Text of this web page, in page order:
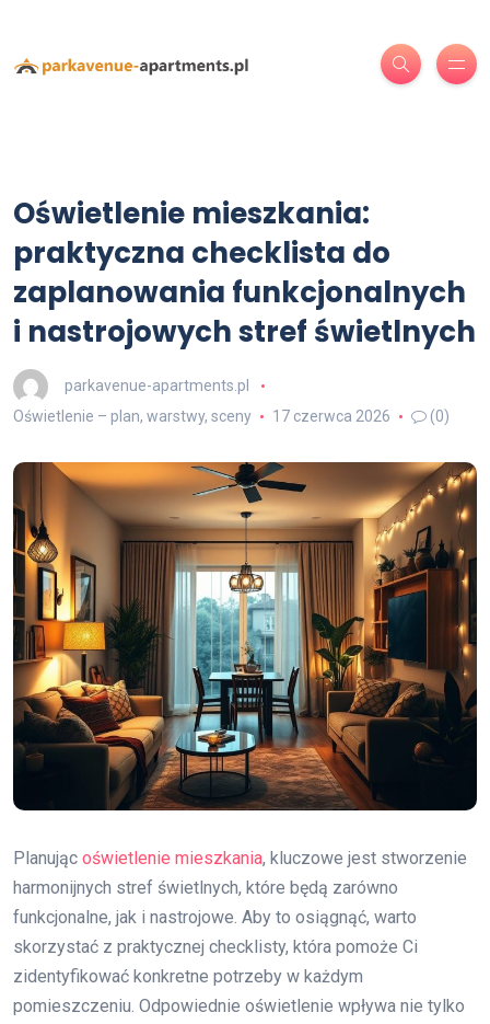
Oświetlenie mieszkania:
praktyczna checklista do
zaplanowania funkcjonalnych
i nastrojowych stref świetlnych
parkavenue-apartments.pl
Oświetlenie – plan, warstwy, sceny
17 czerwca 2026 (0)
Planując oświetlenie mieszkania, kluczowe jest stworzenie
harmonijnych stref świetlnych, które będą zarówno
funkcjonalne, jak i nastrojowe. Aby to osiągnąć, warto
skorzystać z praktycznej checklisty, która pomoże Ci
zidentyfikować konkretne potrzeby w każdym
pomieszczeniu. Odpowiednie oświetlenie wpływa nie tylko